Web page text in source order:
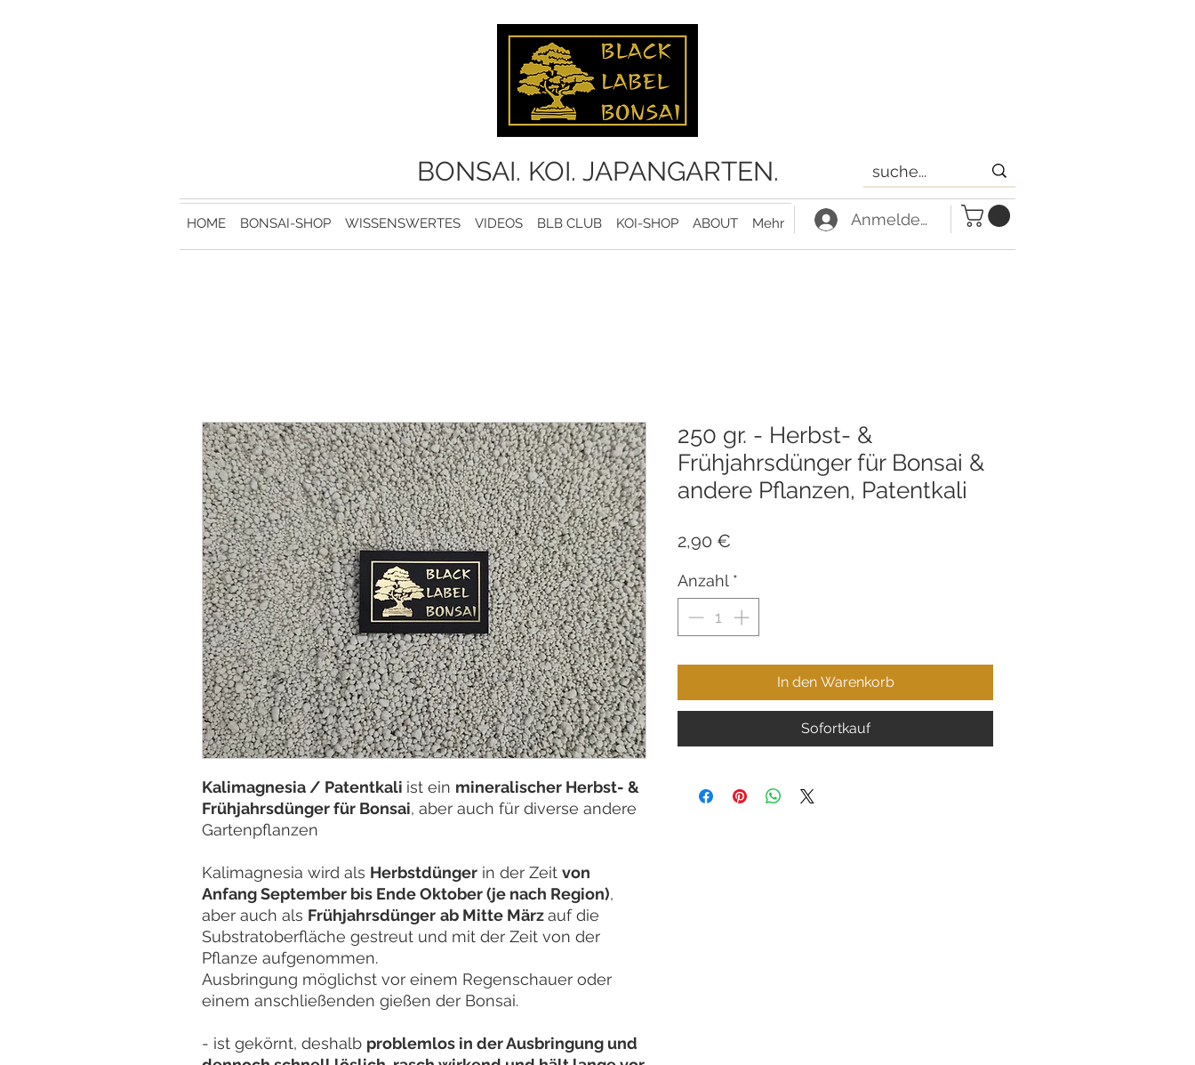
BONSAI. KOI. JAPANGARTEN.
HOME BONSAI-SHOP WISSENSWERTES VIDEOS BLB CLUB KOI-SHOP ABOUT Mehr Anmelden
Kalimagnesia / Patentkali ist ein mineralischer Herbst- &
Frühjahrsdünger für Bonsai, aber auch für diverse andere
Gartenpflanzen
Kalimagnesia wird als Herbstdünger in der Zeit von
Anfang September bis Ende Oktober (je nach Region),
aber auch als Frühjahrsdünger ab Mitte Märzauf die
Substratoberfläche gestreut und mit der Zeit von der
Pflanze aufgenommen.
Ausbringung möglichst vor einem Regenschauer oder
einem anschließenden gießen der Bonsai.
- ist gekörnt, deshalb problemlos in der Ausbringung und
250 gr. - Herbst- &
Frühjahrsdünger für Bonsai &
andere Pflanzen, Patentkali
2,90 €
Anzahl *
In den Warenkorb
Sofortkauf